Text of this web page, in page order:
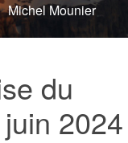
Michel Mounier
du
2024